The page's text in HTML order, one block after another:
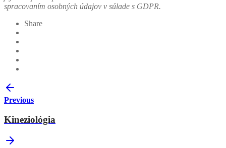
spracovaním osobných údajov v súlade s GDPR.
Share
Previous
Kineziológia